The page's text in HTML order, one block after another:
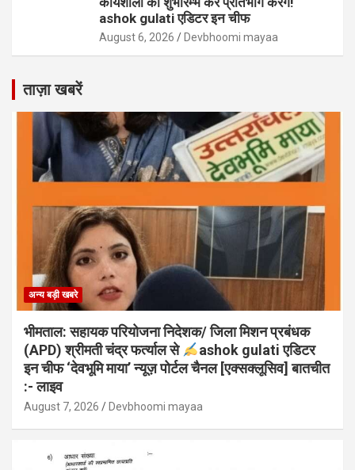
ashok gulati एडिटर इन चीफ
August 6, 2026 Devbhoomi mayaa
ताज़ा खबरें
अन्य बड़ी खबरे
भीमताल: सहायक परियोजना निदेशक/ जिला मिशन प्रबंधक
(APD) श्रीमती चंद्र फर्त्याल से
ashok gulati एडिटर
इन चीफ ‘देवभूमि माया’ न्यूज़ पोर्टल चैनल [एक्सक्लूसिव] बातचीत
:- लाइव
August 7, 2026 Devbhoomi mayaa